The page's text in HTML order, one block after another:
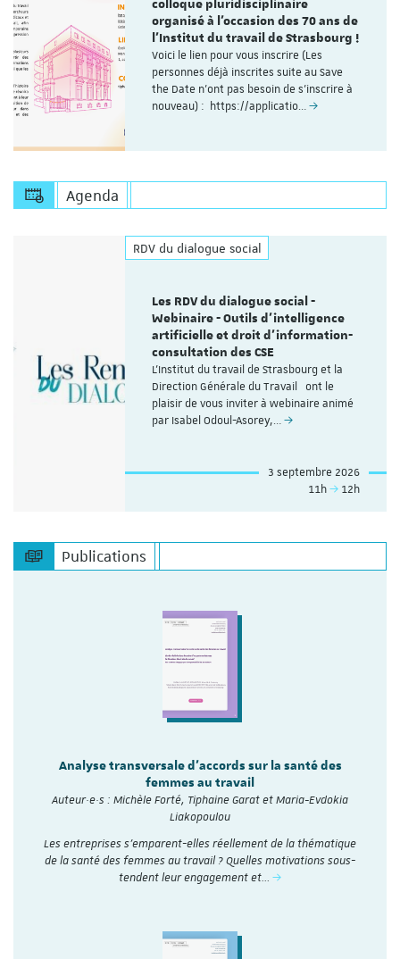
colloque pluridisciplinaire
organisé à l'occasion des 70 ans de
l'Institut du travail de Strasbourg !
Voici le lien pour vous inscrire (Les
personnes déjà inscrites suite au Save
the Date n'ont pas besoin de s'inscrire à
nouveau) : https://applicatio…
Agenda
RDV du dialogue social
Les RDV du dialogue social -
Webinaire - Outils d’intelligence
artificielle et droit d’information-
consultation des CSE
L'Institut du travail de Strasbourg et la
Direction Générale du Travail ont le
plaisir de vous inviter à webinaire animé
par Isabel Odoul-Asorey,…
3 septembre 2026
11h
12h
Publications
Analyse transversale d'accords sur la santé des
femmes au travail
Auteur·e·s : Michèle Forté, Tiphaine Garat et Maria-Evdokia
Liakopoulou
Les entreprises s’emparent-elles réellement de la thématique
de la santé des femmes au travail ? Quelles motivations sous-
tendent leur engagement et…